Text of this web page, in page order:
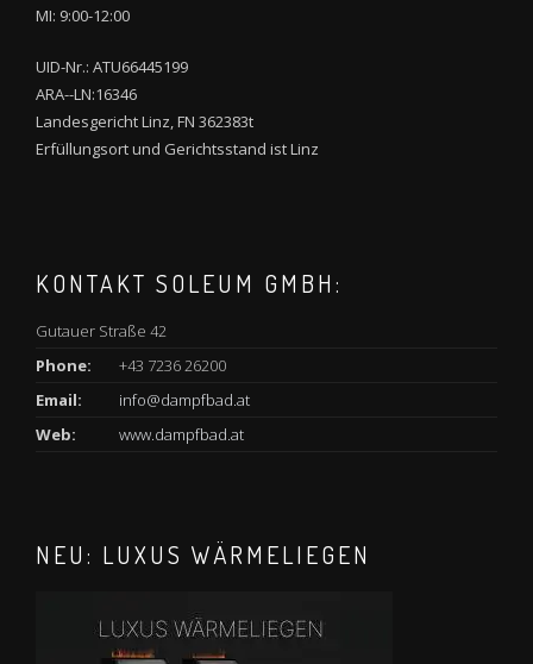
MI: 9:00-12:00
UID-Nr.: ATU66445199
ARA--LN:16346
Landesgericht Linz, FN 362383t
Erfüllungsort und Gerichtsstand ist Linz
KONTAKT SOLEUM GMBH:
Gutauer Straße 42
Phone:
+43 7236 26200
Email:
info@dampfbad.at
Web:
www.dampfbad.at
NEU: LUXUS WÄRMELIEGEN